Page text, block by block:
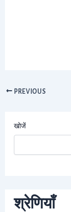
PREVIOUS
खोजें
श्रेणियाँ